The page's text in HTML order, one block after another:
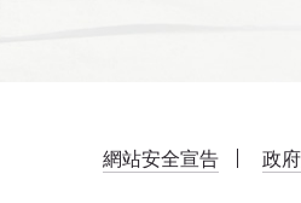
網站安全宣告 政